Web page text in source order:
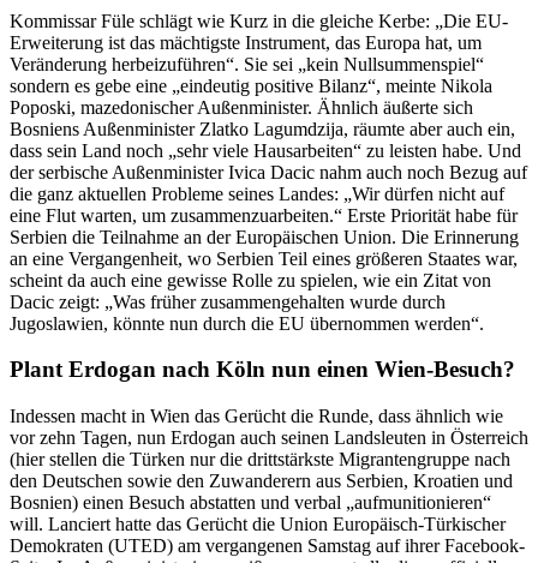
Kommissar Füle schlägt wie Kurz in die gleiche Kerbe: „Die EU-
Erweiterung ist das mächtigste Instrument, das Europa hat, um
Veränderung herbeizuführen“. Sie sei „kein Nullsummenspiel“
sondern es gebe eine „eindeutig positive Bilanz“, meinte Nikola
Poposki, mazedonischer Außenminister. Ähnlich äußerte sich
Bosniens Außenminister Zlatko Lagumdzija, räumte aber auch ein,
dass sein Land noch „sehr viele Hausarbeiten“ zu leisten habe. Und
der serbische Außenminister Ivica Dacic nahm auch noch Bezug auf
die ganz aktuellen Probleme seines Landes: „Wir dürfen nicht auf
eine Flut warten, um zusammenzuarbeiten.“ Erste Priorität habe für
Serbien die Teilnahme an der Europäischen Union. Die Erinnerung
an eine Vergangenheit, wo Serbien Teil eines größeren Staates war,
scheint da auch eine gewisse Rolle zu spielen, wie ein Zitat von
Dacic zeigt: „Was früher zusammengehalten wurde durch
Jugoslawien, könnte nun durch die EU übernommen werden“.
Plant Erdogan nach Köln nun einen Wien-Besuch?
Indessen macht in Wien das Gerücht die Runde, dass ähnlich wie
vor zehn Tagen, nun Erdogan auch seinen Landsleuten in Österreich
(hier stellen die Türken nur die drittstärkste Migrantengruppe nach
den Deutschen sowie den Zuwanderern aus Serbien, Kroatien und
Bosnien) einen Besuch abstatten und verbal „aufmunitionieren“
will. Lanciert hatte das Gerücht die Union Europäisch-Türkischer
Demokraten (UTED) am vergangenen Samstag auf ihrer Facebook-